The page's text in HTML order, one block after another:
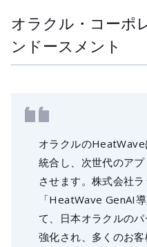
オラクル・コーポ
ンドースメント
オラクルの
統合し、次世代のア
させます。株式会社
「HeatWave GenAI
て、日本オラクルの
強化され、多くのお